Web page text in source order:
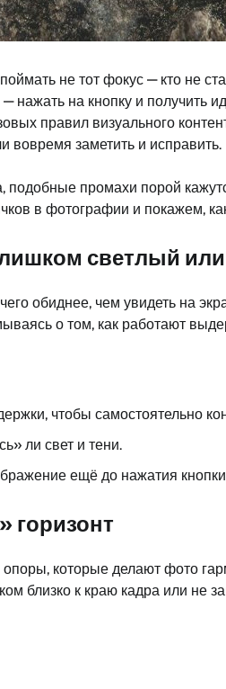
не тот фокус — кто не
нажать на кнопку и
правил визуального
вовремя заметить и исправить.
подобные промахи порой
в фотографии и покажем,
светлый
обиднее, чем увидеть на
о том, как работают
чтобы самостоятельно
ли свет и тени.
ещё до нажатия
горизонт
которые делают фото
близко к краю кадра или не